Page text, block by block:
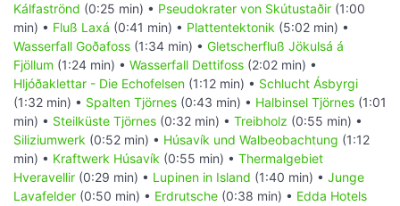
Kálfaströnd (0:25 min) • Pseudokrater von Skútustaðir (1:00
min) • Fluß Laxá (0:41 min) • Plattentektonik (5:02 min) •
Wasserfall Goðafoss (1:34 min) • Gletscherfluß Jökulsá á
Fjöllum (1:24 min) • Wasserfall Dettifoss (2:02 min) •
Hljóðaklettar - Die Echofelsen (1:12 min) • Schlucht Ásbyrgi
(1:32 min) • Spalten Tjörnes (0:43 min) • Halbinsel Tjörnes (1:01
min) • Steilküste Tjörnes (0:32 min) • Treibholz (0:55 min) •
Siliziumwerk (0:52 min) • Húsavík und Walbeobachtung (1:12
min) • Kraftwerk Húsavík (0:55 min) • Thermalgebiet
Hveravellir (0:29 min) • Lupinen in Island (1:40 min) • Junge
Lavafelder (0:50 min) • Erdrutsche (0:38 min) • Edda Hotels